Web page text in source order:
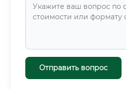
Отправить вопрос